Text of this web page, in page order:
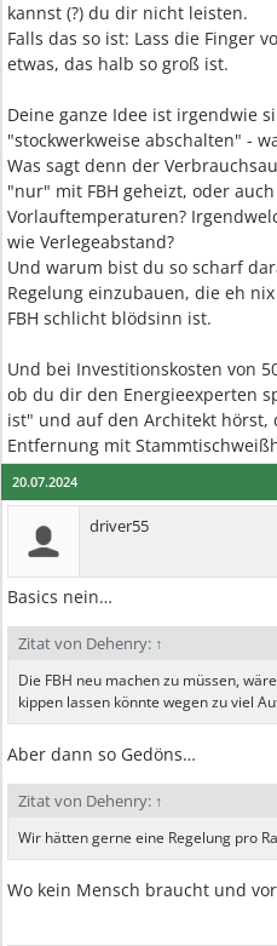
kannst (?) du dir nicht leisten.
Falls das so ist: Lass die Finger
etwas, das halb so groß ist.
Deine ganze Idee ist irgendwie
"stockwerkweise abschalten" -
Was sagt denn der
"nur" mit FBH geheizt, oder
Vorlauftemperaturen?
wie Verlegeabstand?
Und warum bist du so scharf
Regelung einzubauen, die eh
FBH schlicht blödsinn ist.
Und bei Investitionskosten von
ob du dir den Energieexperten
ist" und auf den Architekt hörst,
Entfernung mit
20.07.2024
driver55
Basics nein…
Zitat von Dehenry: ↑
Die FBH neu machen zu müssen,
kippen lassen könnte wegen zu viel
Aber dann so Gedöns…
Zitat von Dehenry: ↑
Wir hätten gerne eine Regelung pro
Wo kein Mensch braucht und